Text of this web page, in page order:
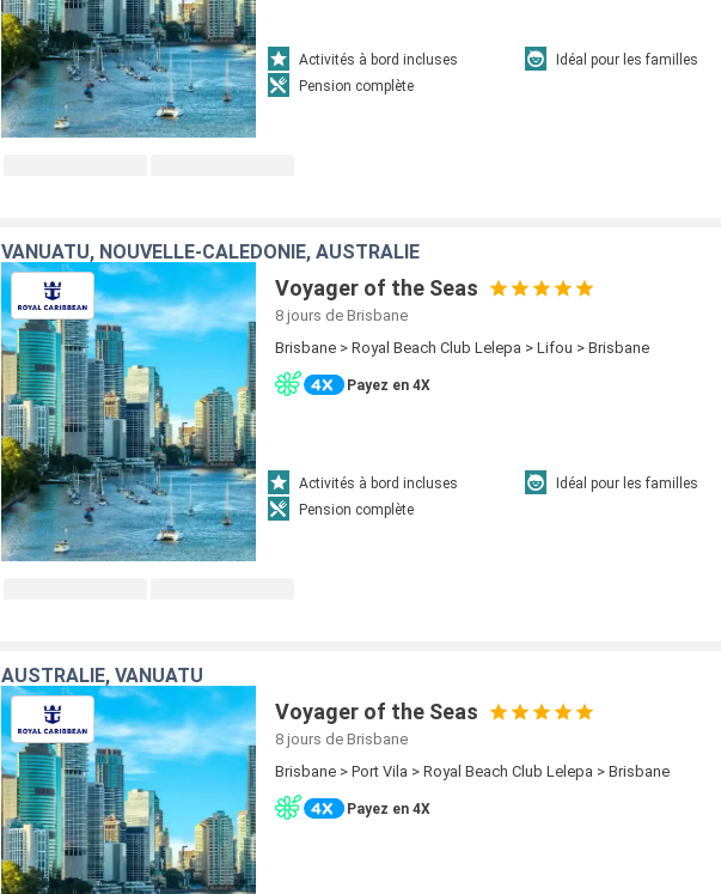
Activités à bord incluses
Idéal pour les familles
Pension complète
VANUATU, NOUVELLE-CALÉDONIE, AUSTRALIE
Voyager of the Seas
8 jours de Brisbane
Brisbane > Royal Beach Club Lelepa > Lifou > Brisbane
Payez en 4X
Activités à bord incluses
Idéal pour les familles
Pension complète
AUSTRALIE, VANUATU
Voyager of the Seas
8 jours de Brisbane
Brisbane > Port Vila > Royal Beach Club Lelepa > Brisbane
Payez en 4X